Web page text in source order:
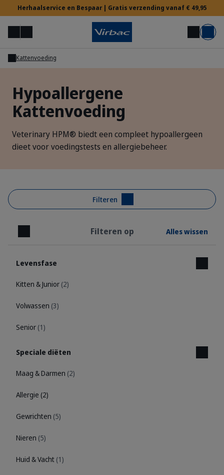
Herhaalservice en Bespaar | Gratis verzending vanaf € 49,95
MenuZoek op Mijn account Mand
Hulp nodig?
Kattenvoeding
Hypoallergene
Kattenvoeding
Veterinary HPM® biedt een compleet hypoallergeen
dieet voor voedingstests en allergiebeheer.
Filteren
Sluiten Filteren op Alles wissen
Levensfase
Kitten & Junior (2)
Volwassen (3)
Senior (1)
Speciale diëten
Maag & Darmen (2)
Allergie (2)
Gewrichten (5)
Nieren (5)
Huid & Vacht (1)